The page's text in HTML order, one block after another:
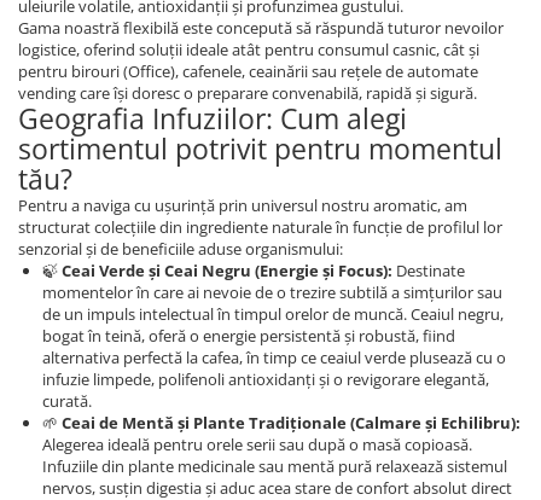
uleiurile volatile, antioxidanții și profunzimea gustului.
Gama noastră flexibilă este concepută să răspundă tuturor nevoilor
logistice, oferind soluții ideale atât pentru consumul casnic, cât și
pentru birouri (Office), cafenele, ceainării sau rețele de automate
vending care își doresc o preparare convenabilă, rapidă și sigură.
Geografia Infuziilor: Cum alegi
sortimentul potrivit pentru momentul
tău?
Pentru a naviga cu ușurință prin universul nostru aromatic, am
structurat colecțiile din ingrediente naturale în funcție de profilul lor
senzorial și de beneficiile aduse organismului:
🍃Ceai Verde și Ceai Negru (Energie și Focus): Destinate
momentelor în care ai nevoie de o trezire subtilă a simțurilor sau
de un impuls intelectual în timpul orelor de muncă. Ceaiul negru,
bogat în teină, oferă o energie persistentă și robustă, fiind
alternativa perfectă la cafea, în timp ce ceaiul verde plusează cu o
infuzie limpede, polifenoli antioxidanți și o revigorare elegantă,
curată.
🌱 Ceai de Mentă și Plante Tradiționale (Calmare și Echilibru):
Alegerea ideală pentru orele serii sau după o masă copioasă.
Infuziile din plante medicinale sau mentă pură relaxează sistemul
nervos, susțin digestia și aduc acea stare de confort absolut direct